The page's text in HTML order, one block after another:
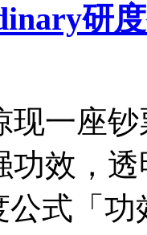
研
现一座
功效，
公式「功